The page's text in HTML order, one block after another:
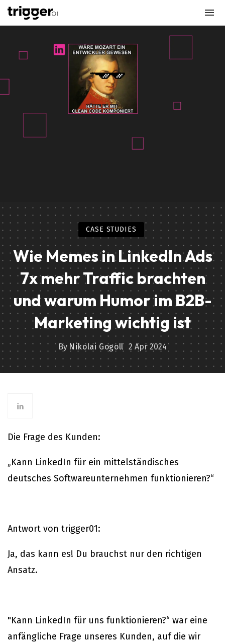
CASE STUDIES
Wie Memes in LinkedIn Ads
7x mehr Traffic brachten
und warum Humor im B2B-
Marketing wichtig ist
By Nikolai Gogoll 2 Apr 2024
Die Frage des Kunden:
„Kann LinkedIn für ein mittelständisches
deutsches Softwareunternehmen funktionieren?“
Antwort von trigger01:
Ja, das kann es! Du brauchst nur den richtigen
Ansatz.
"Kann LinkedIn für uns funktionieren?“ war eine
anfängliche Frage unseres Kunden, auf die wir